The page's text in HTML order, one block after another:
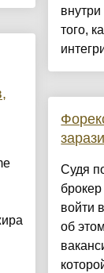
того,
Судя
войти
об